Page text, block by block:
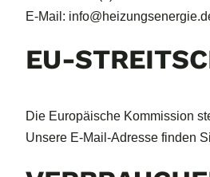
E-Mail:
EU-
Die Europäische Kommission
Unsere E-Mail-Adresse finden